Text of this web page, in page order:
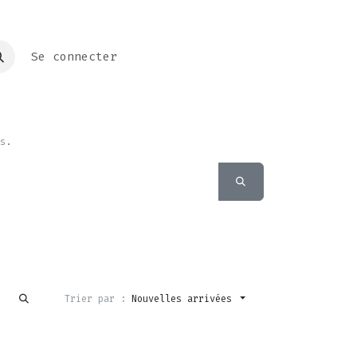
Se connecter
Trier par : Nouvelles arrivées